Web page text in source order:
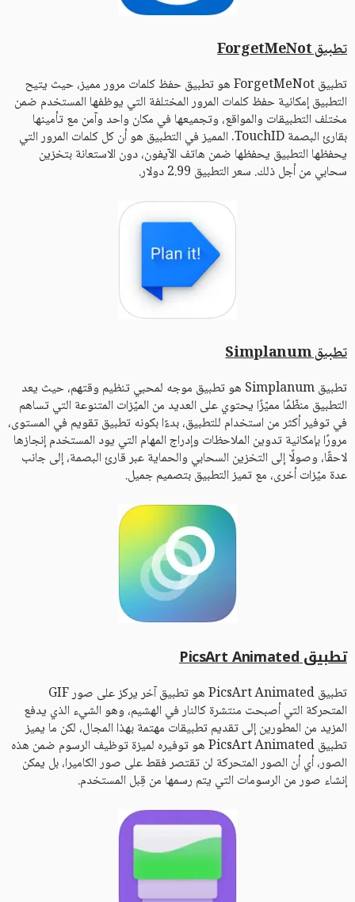
تطبيق ForgetMeNot
تطبيق ForgetMeNot هو تطبيق حفظ كلمات مرور مميز، حيث يتيح
التطبيق إمكانية حفظ كلمات المرور المختلفة التي يوظفها المستخدم ضمن
مختلف التطبيقات والمواقع، وتجميعها في مكان واحد وآمن مع تأمينها
بقارئ البصمة TouchID. المميز في التطبيق هو أن كل كلمات المرور التي
يحفظها التطبيق يحفظها ضمن هاتف الآيفون، دون الاستعانة بتخزين
سحابي من أجل ذلك. سعر التطبيق 2.99 دولار.
تطبيق Simplanum
تطبيق Simplanum هو تطبيق موجه لمحبي تنظيم وقتهم، حيث يعد
التطبيق منظّمًا مميّزًا يحتوي على العديد من الميّزات المتنوعة التي تساهم
في توفير أكثر من استخدام للتطبيق، بدءًا بكونه تطبيق تقويم في المستوى،
مرورًا بإمكانية تدوين الملاحظات وإدراج المهام التي يود المستخدم إنجازها
لاحقًا، وصولًا إلى التخزين السحابي والحماية عبر قارئ البصمة، إلى جانب
عدة ميّزات أخرى، مع تميز التطبيق بتصميم جميل.
تطبيق PicsArt Animated
تطبيق PicsArt Animated هو تطبيق آخر يركز على صور GIF
المتحركة التي أصبحت منتشرة كالنار في الهشيم، وهو الشيء الذي يدفع
المزيد من المطورين إلى تقديم تطبيقات مهتمة بهذا المجال، لكن ما يميز
تطبيق PicsArt Animated هو توفيره لميزة توظيف الرسوم ضمن هذه
الصور، أي أن الصور المتحركة لن تقتصر فقط على صور الكاميرا، بل يمكن
إنشاء صور من الرسومات التي يتم رسمها من قِبل المستخدم.